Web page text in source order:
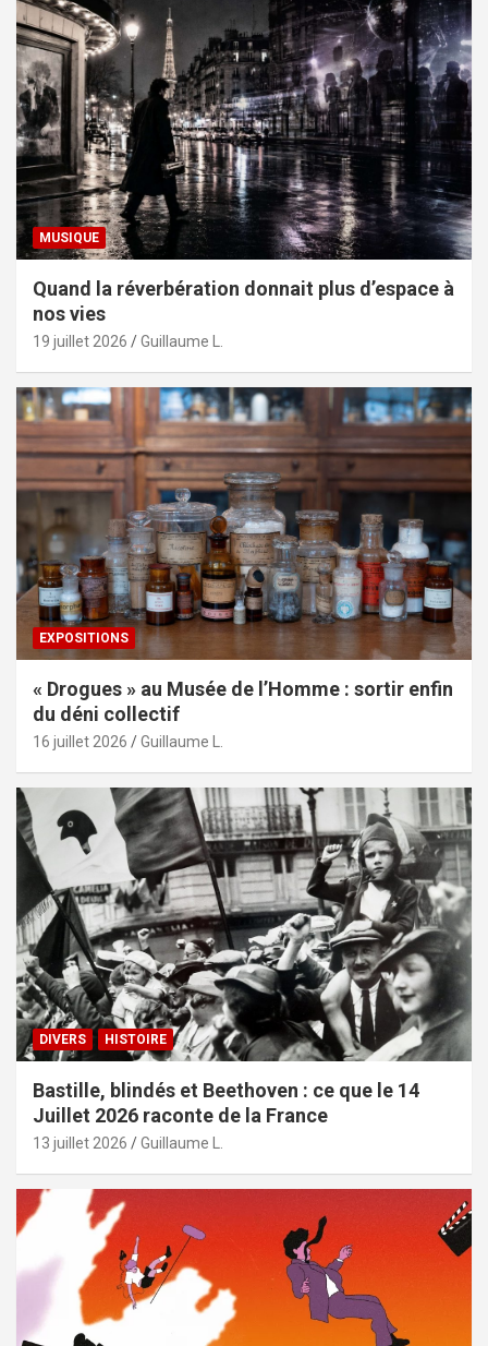
MUSIQUE
Quand la réverbération donnait plus d’espace à
nos vies
19 juillet 2026 Guillaume L.
EXPOSITIONS
« Drogues » au Musée de l’Homme : sortir enfin
du déni collectif
16 juillet 2026 Guillaume L.
DIVERS HISTOIRE
Bastille, blindés et Beethoven : ce que le 14
Juillet 2026 raconte de la France
13 juillet 2026 Guillaume L.